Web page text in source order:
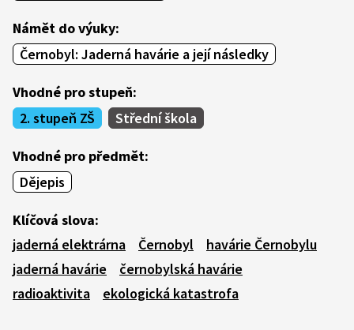
Námět do výuky:
Černobyl: Jaderná havárie a její následky
Vhodné pro stupeň:
2. stupeň ZŠ
Střední škola
Vhodné pro předmět:
Dějepis
Klíčová slova:
jaderná elektrárna
Černobyl
havárie Černobylu
jaderná havárie
černobylská havárie
radioaktivita
ekologická katastrofa